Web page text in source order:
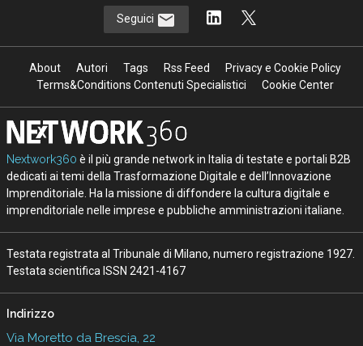
Seguici
About Autori Tags Rss Feed
Privacy e Cookie Policy
Terms&Conditions Contenuti Specialistici
Cookie Center
Nextwork360 è il più grande network in Italia di testate e portali B2B
dedicati ai temi della Trasformazione Digitale e dell’Innovazione
Imprenditoriale. Ha la missione di diffondere la cultura digitale e
imprenditoriale nelle imprese e pubbliche amministrazioni italiane.
Testata registrata al Tribunale di Milano, numero registrazione 1927.
Testata scientifica ISSN 2421-4167
Indirizzo
Via Moretto da Brescia, 22